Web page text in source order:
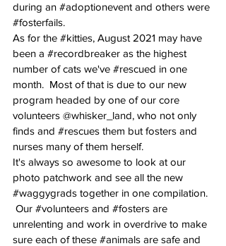
during an #adoptionevent and others were
#fosterfails.
As for the #kitties, August 2021 may have
been a #recordbreaker as the highest
number of cats we've #rescued in one
month.  Most of that is due to our new
program headed by one of our core
volunteers @whisker_land, who not only
finds and #rescues them but fosters and
nurses many of them herself.
It's always so awesome to look at our
photo patchwork and see all the new
#waggygrads together in one compilation.
Our #volunteers and #fosters are
unrelenting and work in overdrive to make
sure each of these #animals are safe and